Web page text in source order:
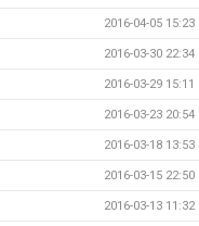
2016-04-05 15:23
2016-03-30 22:34
2016-03-29 15:11
2016-03-23 20:54
2016-03-18 13:53
2016-03-15 22:50
2016-03-13 11:32